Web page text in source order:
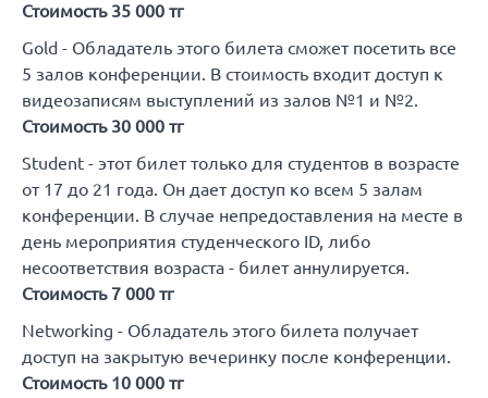
Стоимость 35 000 тг
Gold - Обладатель этого билета сможет посетить все
5 залов конференции. В стоимость входит доступ к
видеозаписям выступлений из залов №1 и №2.
Стоимость 30 000 тг
Student - этот билет только для студентов в возрасте
от 17 до 21 года. Он дает доступ ко всем 5 залам
конференции. В случае непредоставления на месте в
день мероприятия студенческого ID, либо
несоответствия возраста - билет аннулируется.
Стоимость 7 000 тг
Networking - Обладатель этого билета получает
доступ на закрытую вечеринку после конференции.
Стоимость 10 000 тг